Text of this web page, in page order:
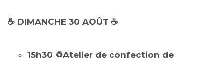
☕ DIMANCHE 30 AOÛT ☕
15h30 ♻️Atelier de confection de